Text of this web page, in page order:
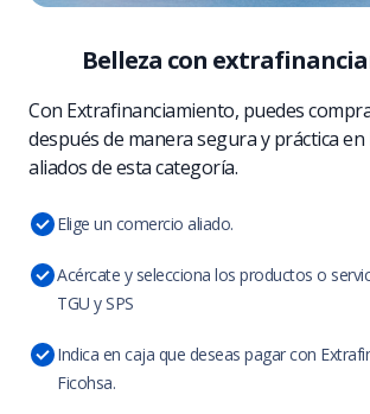
Belleza con
Con Extrafinanciamiento, puedes
después de manera segura y práctica
aliados de esta categoría.
Elige un comercio aliado.
Acércate y selecciona los productos o
TGU y SPS
Indica en caja que deseas pagar con
Ficohsa.